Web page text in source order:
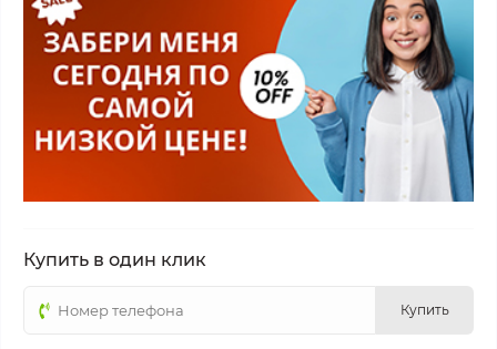
Купить в один клик
Купить